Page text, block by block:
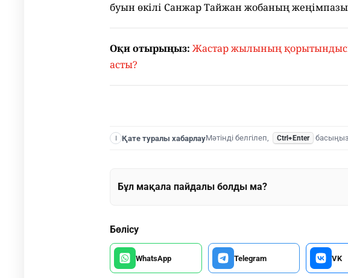
буын өкілі Санжар Тайжан жобаның
Оқи отырыңыз: Жастар жылының
асты?
I Қате туралы хабарлауМәтінді белгілеп, Ctrl+Enter басыңыз
Бұл мақала пайдалы болды ма?
Бөлісу
WhatsApp Telegram VK